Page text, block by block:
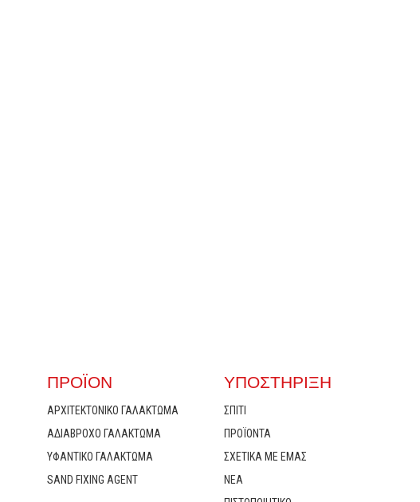
ΠΡΟΪΌΝ
ΑΡΧΙΤΕΚΤΟΝΙΚΌ ΓΑΛΆΚΤΩΜΑ
ΑΔΙΆΒΡΟΧΟ ΓΑΛΆΚΤΩΜΑ
ΥΦΑΝΤΙΚΌ ΓΑΛΆΚΤΩΜΑ
SAND FIXING AGENT
ΥΠΟΣΤΉΡΙΞΗ
ΣΠΊΤΙ
ΠΡΟΪΌΝΤΑ
ΣΧΕΤΙΚΆ ΜΕ ΕΜΆΣ
ΝΈΑ